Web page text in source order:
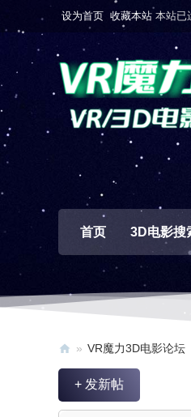
设为首页 收藏本站 本站已
首页 3D电影搜
V
» VR魔力3D电影论坛
+ 发新帖